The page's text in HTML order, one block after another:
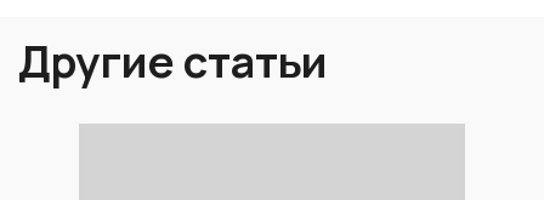
Другие статьи